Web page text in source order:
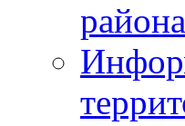
района